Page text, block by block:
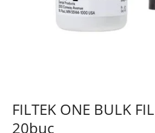
FILTEK ONE BULK
20buc